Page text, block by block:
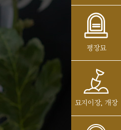
평장묘
묘지이장, 개장